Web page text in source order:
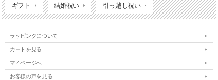
ギフト 結婚祝い 引っ越し祝い
ラッピングについて
カートを見る
マイページへ
お客様の声を見る